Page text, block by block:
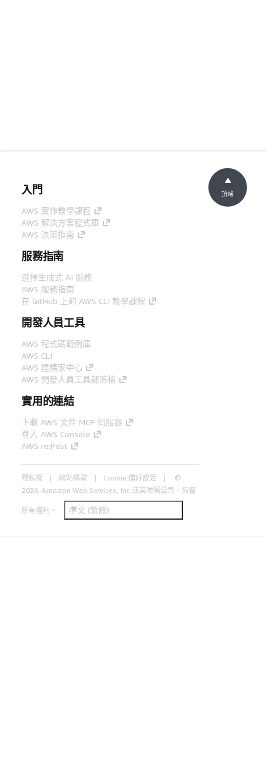
入門
AWS 實作教學課程
AWS 解決方案程式庫
AWS 決策指南
服務指南
選擇生成式 AI 服務
AWS 服務指南
在 GitHub 上的 AWS CLI 教學課程
開發人員工具
AWS 程式碼範例庫
AWS CLI
AWS 建構家中心
AWS 開發人員工具部落格
實用的連結
下載 AWS 文件 MCP 伺服器
登入 AWS Console
AWS re:Post
隱私權 網站條款 Cookie 偏好設定
©
2026, Amazon Web Services, Inc.或其附屬公司。保留
所有權利。 中文 (繁體)
頂端